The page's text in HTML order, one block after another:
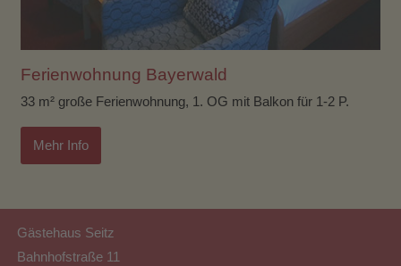
Ferienwohnung Bayerwald
33 m² große Ferienwohnung, 1. OG mit Balkon für 1-2 P.
Mehr Info
Gästehaus Seitz
Bahnhofstraße 11